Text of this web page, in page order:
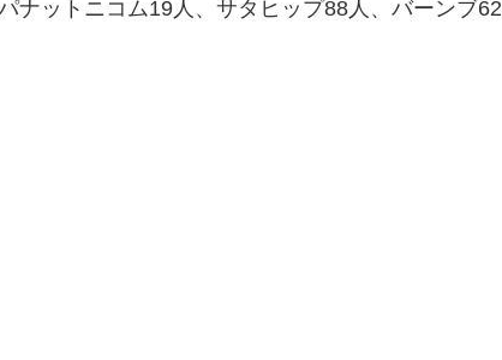
ナットニコム19人、サタヒップ88人、バーンブ62